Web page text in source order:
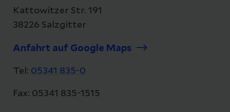
Kattowitzer Str. 191
38226 Salzgitter
Anfahrt auf Google Maps
Tel: 05341 835-0
Fax: 05341 835-1515